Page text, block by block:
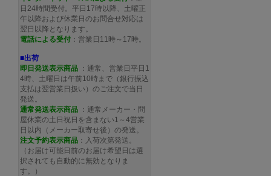
日24時間受付。平日17時以降、土曜正
午以降および休業日のお問合せ対応は
翌日以降となります。
電話による受付 ：営業日11時～17時。
■出荷
即日発送表示商品 ：通常、営業日平日1
4時、土曜日は午前10時まで（銀行振込
支払は翌営業日扱い）のご注文で当日
発送。
通常発送表示商品 ：通常メーカー・問
屋休業の土日祝日を含まない1～4営業
日以内（メーカー取寄せ後）の発送。
注文予約表示商品 ：入荷次第発送。
（お届け可能日前のお届け希望日は選
択されても自動的に無効となりま
す。）